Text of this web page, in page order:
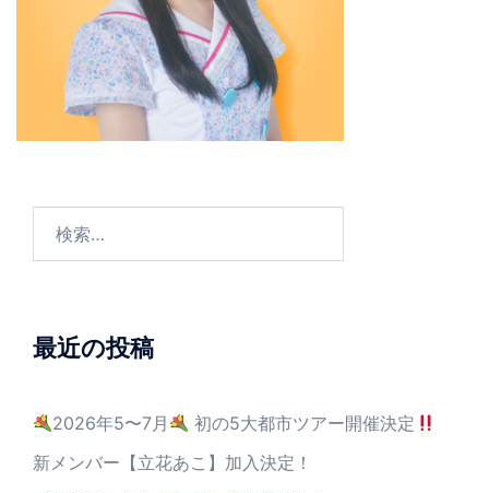
最近の投稿
2026年5〜7月
初の5大都市ツアー開催決定
新メンバー【立花あこ】加入決定！